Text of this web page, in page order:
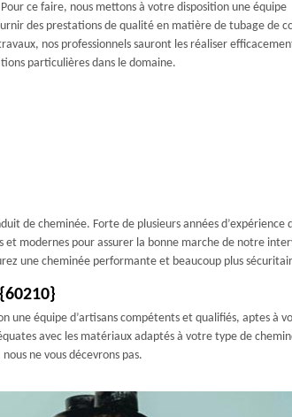
ce faire, nous mettons à votre disposition une équipe
des prestations de qualité en matière de tubage de
nos professionnels sauront les réaliser
particulières dans le domaine.
de cheminée. Forte de plusieurs années d’expérience
et modernes pour assurer la bonne marche de notre
une cheminée performante et beaucoup plus
une équipe d’artisans compétents et qualifiés, aptes à
avec les matériaux adaptés à votre type de
ne vous décevrons pas.